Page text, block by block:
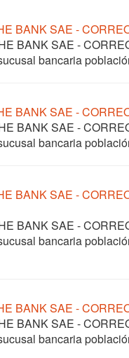
BANK SAE -
BANK SAE -
bancaria
BANK SAE -
BANK SAE -
bancaria
BANK SAE -
BANK SAE -
bancaria
BANK SAE -
BANK SAE -
bancaria